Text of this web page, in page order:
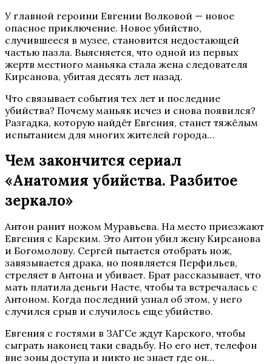
У главной героини Евгении Волковой — новое
опасное приключение. Новое убийство,
случившееся в музее, становится недостающей
частью пазла. Выясняется, что одной из первых
жертв местного маньяка стала жена следователя
Кирсанова, убитая десять лет назад.
Что связывает события тех лет и последние
убийства? Почему маньяк исчез и снова появился?
Разгадка, которую найдёт Евгения, станет тяжёлым
испытанием для многих жителей города…
Чем закончится сериал
«Анатомия убийства. Разбитое
зеркало»
Антон ранит ножом Муравьева. На место приезжают
Евгения с Карским. Это Антон убил жену Кирсанова
и Богомолову. Сергей пытается отобрать нож,
завязывается драка, но появляется Перфильев,
стреляет в Антона и убивает. Брат рассказывает, что
мать платила деньги Насте, чтобы та встречалась с
Антоном. Когда последний узнал об этом, у него
случился срыв и случилось еще убийство.
Евгения с гостями в ЗАГСе ждут Карского, чтобы
сыграть наконец таки свадьбу. Но его нет, телефон
вне зоны доступа и никто не знает где он…